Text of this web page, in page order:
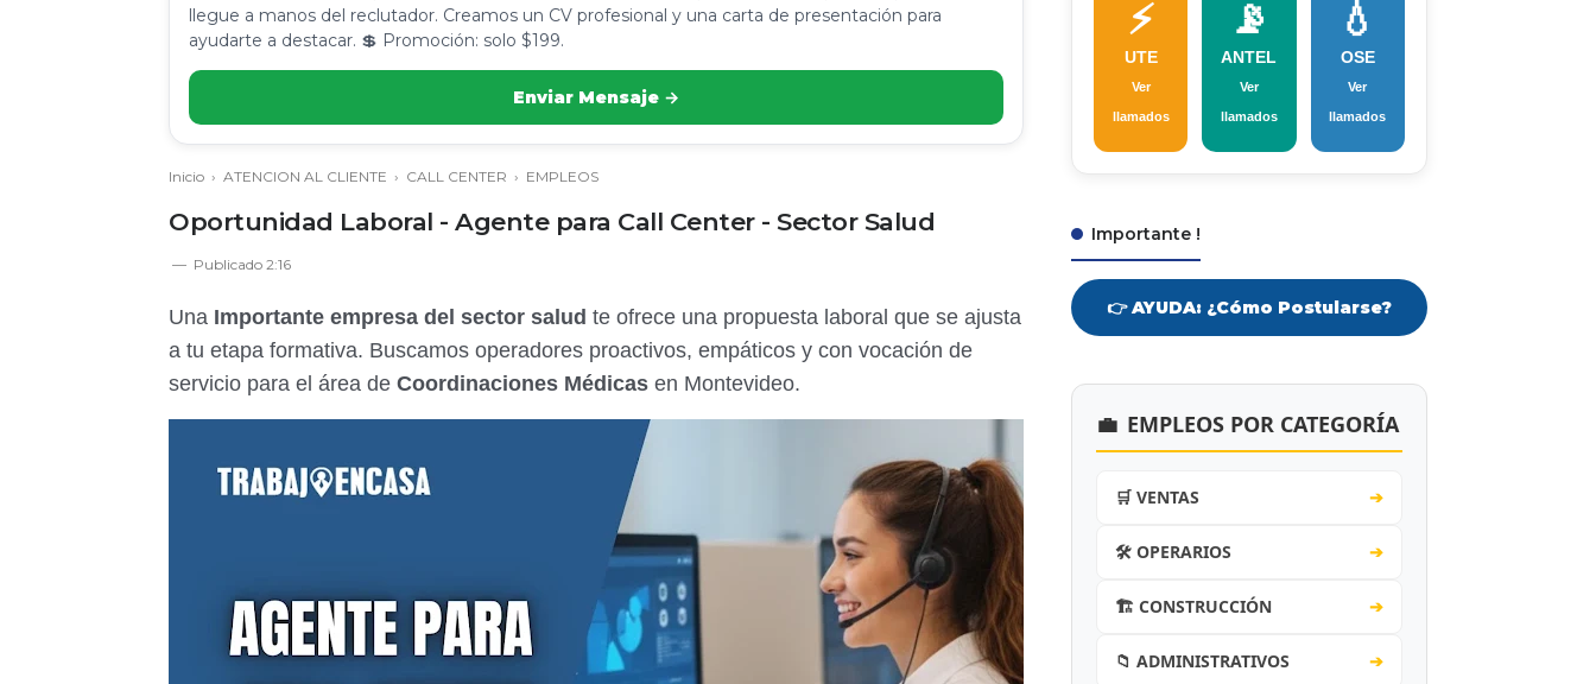
llegue a manos del reclutador. Creamos un CV profesional y una carta de presentación para
ayudarte a destacar. 💲 Promoción: solo $199.
Enviar Mensaje →
Inicio › ATENCION AL CLIENTE › CALL CENTER › EMPLEOS
Oportunidad Laboral - Agente para Call Center - Sector Salud
Publicado 2:16
Una Importante empresa del sector salud te ofrece una propuesta laboral que se ajusta
a tu etapa formativa. Buscamos operadores proactivos, empáticos y con vocación de
servicio para el área de Coordinaciones Médicas en Montevideo.
⚡
UTE
Ver
llamados
📡
ANTEL
Ver
llamados
💧
OSE
Ver
llamados
Importante !
👉 AYUDA: ¿Cómo Postularse?
💼 EMPLEOS POR CATEGORÍA
🛒 VENTAS ➔
🛠️ OPERARIOS ➔
🏗️ CONSTRUCCIÓN ➔
📁 ADMINISTRATIVOS ➔